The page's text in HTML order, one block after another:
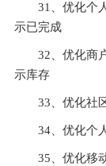
31、优化个
示已完成
32、优化商
示库存
33、优化社
34、优化个
35、优化移